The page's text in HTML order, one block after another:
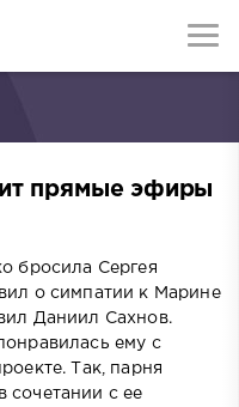
прямые эфиры
бросила Сергея
о симпатии к Марине
Даниил Сахнов.
ему с
Так, парня
сочетании с ее